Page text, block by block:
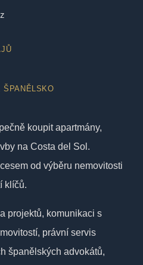
ŠPANĚLSKO
koupit apartmány,
na Costa del Sol.
od výběru nemovitosti
klíčů.
projektů, komunikaci s
právní servis
španělských advokátů,